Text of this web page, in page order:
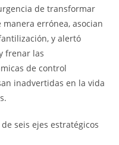
de transformar
errónea, asocian
y alertó
frenar las
de control
inadvertidas en la vida
seis ejes estratégicos